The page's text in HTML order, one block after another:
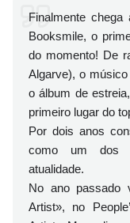
Finalmente
Booksmile, o
do momento! De
Algarve), o
o álbum de
primeiro lugar do
Por dois anos
como um dos
atualidade.
No ano passado
Artist», no